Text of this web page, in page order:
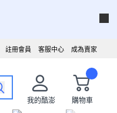
成為賣家
客服中心
註冊會員
我的酷澎
購物車